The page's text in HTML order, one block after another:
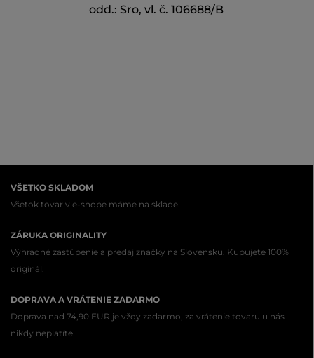
odd.: Sro, vl. č. 106688/B
VŠETKO SKLADOM
Všetok tovar v e-shope máme na sklade.
ZÁRUKA ORIGINALITY
Výhradné zastúpenie a predaj značky na Slovensku. Kupujete 100%
originál.
DOPRAVA A VRÁTENIE ZADARMO
Doprava nad 74,90 EUR je vždy zadarmo, za vrátenie tovaru u nás
nikdy neplatíte.